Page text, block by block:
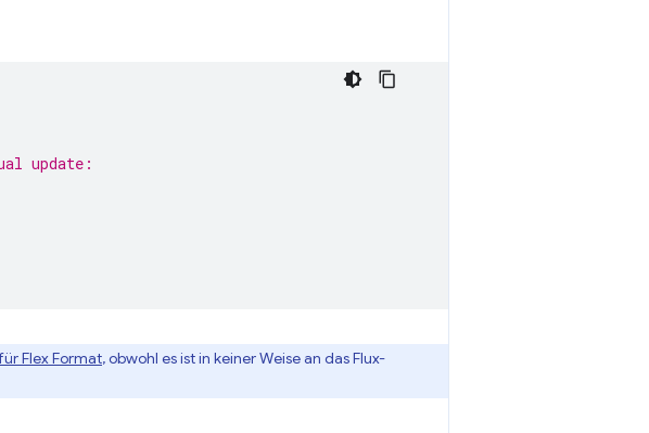
update:
Flex Format, obwohl es ist in keiner Weise an das Flux-